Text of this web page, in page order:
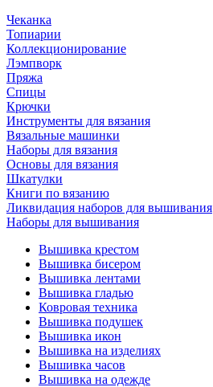
Чеканка
Топиарии
Коллекционирование
Лэмпворк
Пряжа
Спицы
Крючки
Инструменты для вязания
Вязальные машинки
Наборы для вязания
Основы для вязания
Шкатулки
Книги по вязанию
Ликвидация наборов для вышивания
Наборы для вышивания
Вышивка крестом
Вышивка бисером
Вышивка лентами
Вышивка гладью
Ковровая техника
Вышивка подушек
Вышивка икон
Вышивка на изделиях
Вышивка часов
Вышивка на одежде